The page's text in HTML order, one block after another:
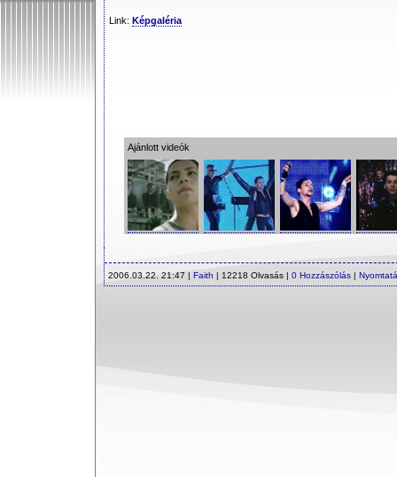
Link: Képgaléria
Ajánlott videók
2006.03.22. 21:47 | Faith | 12218 Olvasás | 0 Hozzászólás |